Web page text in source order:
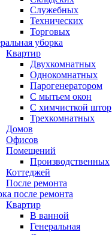
Служебных
Технических
Торговых
уборка
Квартир
Двухкомнатных
Однокомнатных
Парогенератором
С мытьем окон
С химчисткой штор
Трехкомнатных
Домов
Офисов
Помещений
Производственных
Коттеджей
После ремонта
после ремонта
Квартир
В ванной
Генеральная